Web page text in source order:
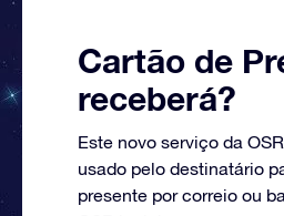
Cartão de
receberá?
Este novo serviço da
usado pelo destinatário
presente por correio ou